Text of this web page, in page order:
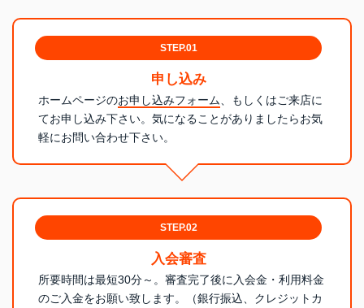
STEP.01
申し込み
ホームページのお申し込みフォーム 、もしくはご来店に
てお申し込み下さい。気になることがありましたらお気
軽にお問い合わせ下さい。
STEP.02
入会審査
所要時間は最短30分～。審査完了後に入会金・利用料金
のご入金をお願い致します。（銀行振込、クレジットカ